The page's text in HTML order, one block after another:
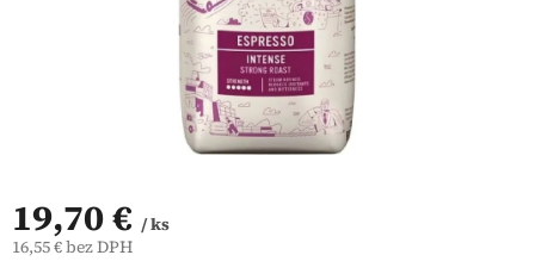
19,70 € / ks
16,55 € bez DPH